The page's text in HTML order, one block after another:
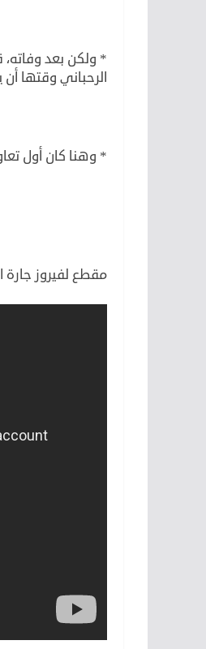
* ولكن بعد وفاته،
الرحباني وقتها
* وهنا كان أول تعاون
مقطع لفيروز جارة